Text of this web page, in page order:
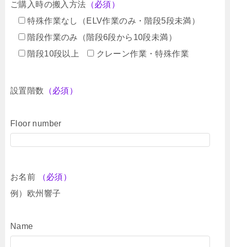
ご購入時の搬入方法 （必須）
特殊作業なし（ELV作業のみ・階段5段未満）
階段作業のみ（階段6段から10段未満）
階段10段以上
クレーン作業・特殊作業
設置階数 （必須）
Floor number
お名前
（必須）
例）欧州響子
Name